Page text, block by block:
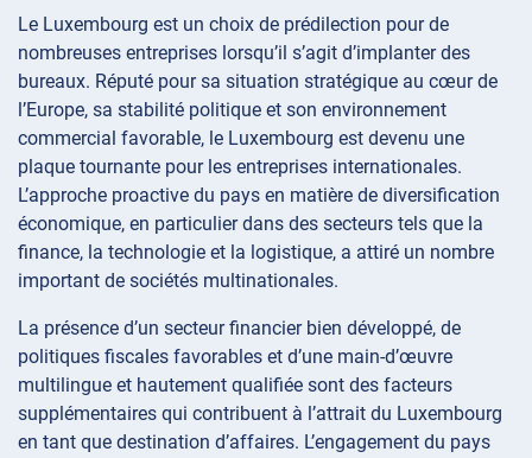
Le Luxembourg est un choix de prédilection pour de
nombreuses entreprises lorsqu’il s’agit d’implanter des
bureaux. Réputé pour sa situation stratégique au cœur de
l’Europe, sa stabilité politique et son environnement
commercial favorable, le Luxembourg est devenu une
plaque tournante pour les entreprises internationales.
L’approche proactive du pays en matière de diversification
économique, en particulier dans des secteurs tels que la
finance, la technologie et la logistique, a attiré un nombre
important de sociétés multinationales.
La présence d’un secteur financier bien développé, de
politiques fiscales favorables et d’une main-d’œuvre
multilingue et hautement qualifiée sont des facteurs
supplémentaires qui contribuent à l’attrait du Luxembourg
en tant que destination d’affaires. L’engagement du pays